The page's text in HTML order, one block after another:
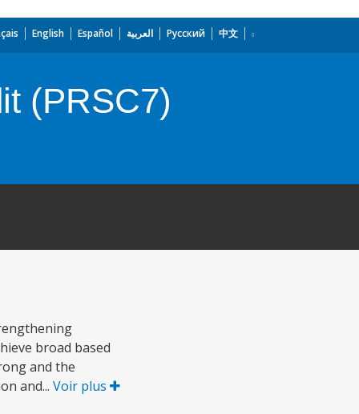
English Español العربية Русский 中文
(PRSC7)
broad based
and the
and... Voir plus